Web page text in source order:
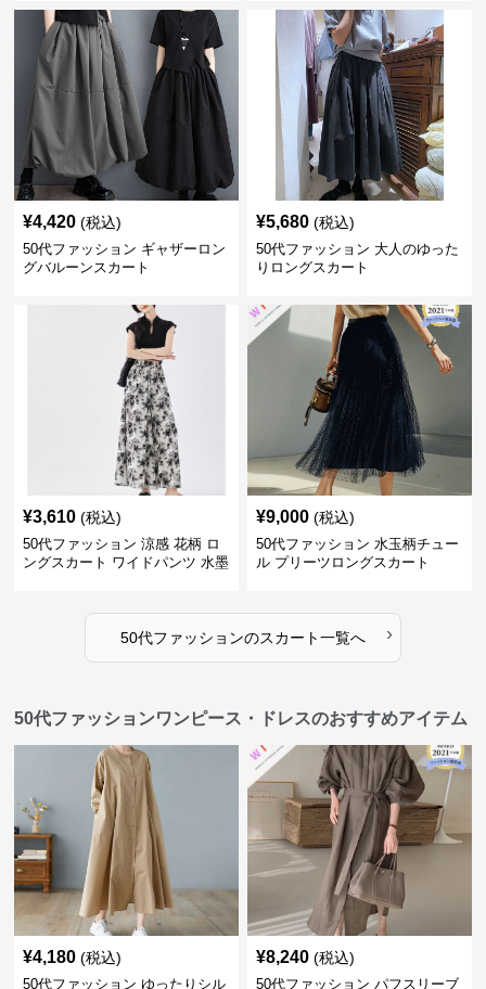
¥4,420 (税込)
50代ファッション ギャザーロン
グバルーンスカート
¥5,680 (税込)
50代ファッション 大人のゆった
りロングスカート
¥3,610 (税込)
50代ファッション 涼感 花柄 ロ
ングスカート ワイドパンツ 水墨
¥9,000 (税込)
50代ファッション 水玉柄チュー
ル プリーツロングスカート
50代ファッションのスカート一覧へ ›
50代ファッションワンピース・ドレスのおすすめアイテム
¥4,180 (税込)
50代ファッション ゆったりシル
¥8,240 (税込)
50代ファッション パフスリーブ